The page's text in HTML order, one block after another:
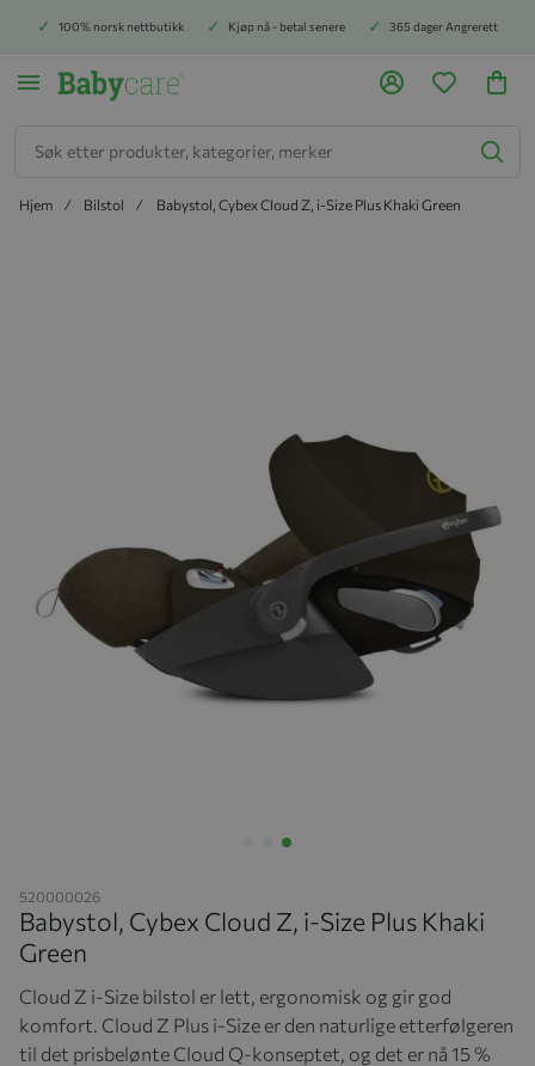
100% norsk nettbutikk Kjøp nå - betal senere 365 dager Angrerett
Hjem Bilstol Babystol, Cybex Cloud Z, i-Size Plus Khaki Green
520000026
Babystol, Cybex Cloud Z, i-Size Plus Khaki
Green
Cloud Z i-Size bilstol er lett, ergonomisk og gir god
komfort. Cloud Z Plus i-Size er den naturlige etterfølgeren
til det prisbelønte Cloud Q-konseptet, og det er nå 15 %